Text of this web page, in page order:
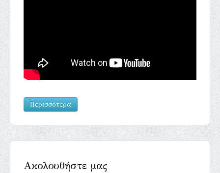
Περισσότερα
Ακολουθήστε μας